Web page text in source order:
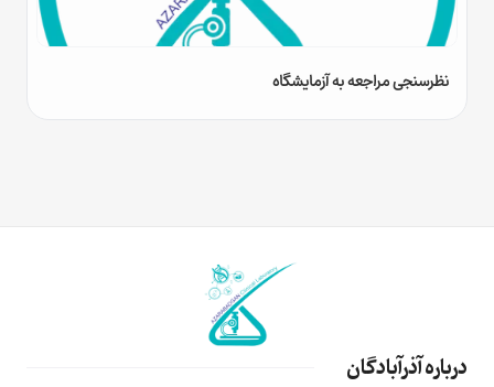
نظرسنجی مراجعه به آزمایشگاه
درباره آذرآبادگان